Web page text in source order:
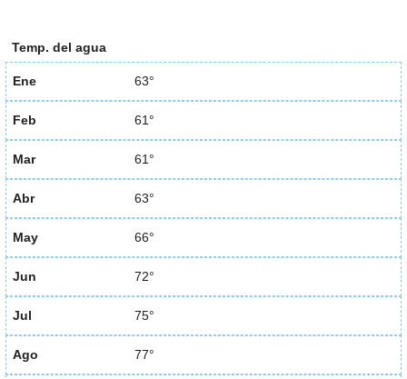
Temp. del agua
Ene 63°
Feb 61°
Mar 61°
Abr 63°
May 66°
Jun 72°
Jul 75°
Ago 77°